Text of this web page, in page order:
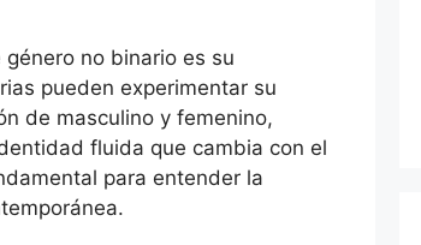
no binario es su
pueden experimentar su
de masculino y femenino,
fluida que cambia con el
para entender la